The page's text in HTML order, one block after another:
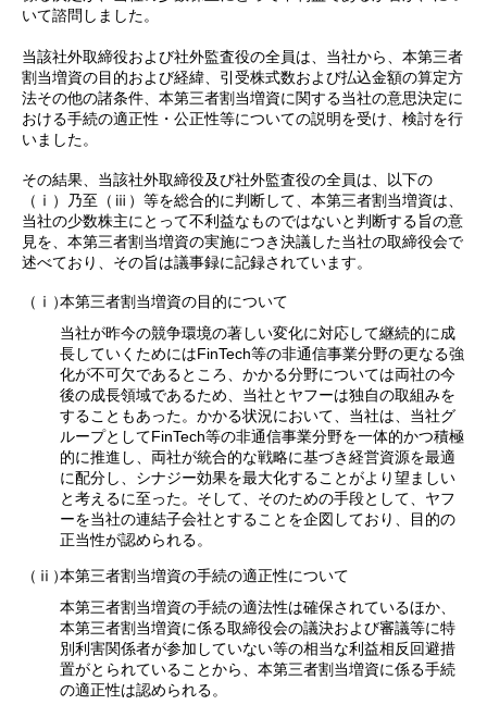
いて諮問しました。
当該社外取締役および社外監査役の全員は、当社から、本第三者
割当増資の目的および経緯、引受株式数および払込金額の算定方
法その他の諸条件、本第三者割当増資に関する当社の意思決定に
おける手続の適正性・公正性等についての説明を受け、検討を行
いました。
その結果、当該社外取締役及び社外監査役の全員は、以下の
（ⅰ）乃至（ⅲ）等を総合的に判断して、本第三者割当増資は、
当社の少数株主にとって不利益なものではないと判断する旨の意
見を、本第三者割当増資の実施につき決議した当社の取締役会で
述べており、その旨は議事録に記録されています。
（ⅰ）本第三者割当増資の目的について
当社が昨今の競争環境の著しい変化に対応して継続的に成
長していくためにはFinTech等の非通信事業分野の更なる強
化が不可欠であるところ、かかる分野については両社の今
後の成長領域であるため、当社とヤフーは独自の取組みを
することもあった。かかる状況において、当社は、当社グ
ループとしてFinTech等の非通信事業分野を一体的かつ積極
的に推進し、両社が統合的な戦略に基づき経営資源を最適
に配分し、シナジー効果を最大化することがより望ましい
と考えるに至った。そして、そのための手段として、ヤフ
ーを当社の連結子会社とすることを企図しており、目的の
正当性が認められる。
（ⅱ）本第三者割当増資の手続の適正性について
本第三者割当増資の手続の適法性は確保されているほか、
本第三者割当増資に係る取締役会の議決および審議等に特
別利害関係者が参加していない等の相当な利益相反回避措
置がとられていることから、本第三者割当増資に係る手続
の適正性は認められる。